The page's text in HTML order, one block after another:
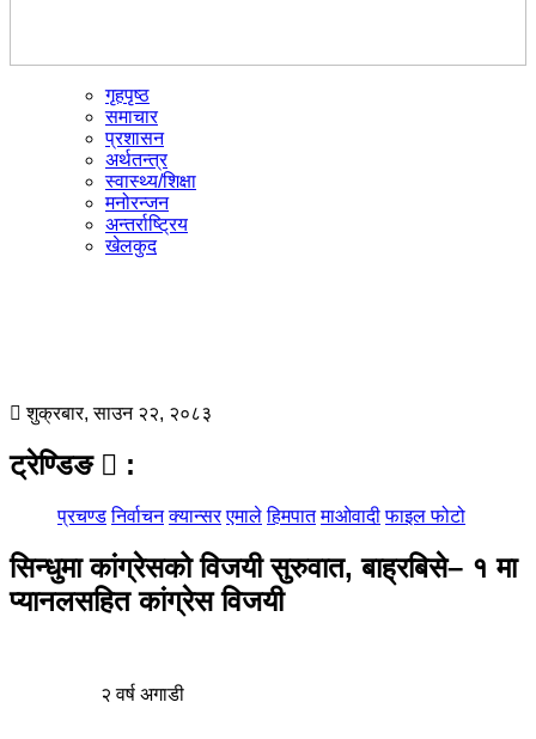
गृहपृष्ठ
समाचार
प्रशासन
अर्थतन्त्र
स्वास्थ्य/शिक्षा
मनोरन्जन
अन्तर्राष्ट्रिय
खेलकुद
शुक्रबार, साउन २२, २०८३
ट्रेण्डिङ :
प्रचण्ड निर्वाचन क्यान्सर एमाले हिमपात माओवादी फाइल फोटो
सिन्धुमा कांग्रेसको विजयी सुरुवात, बाह्रबिसे– १ मा
प्यानलसहित कांग्रेस विजयी
२ वर्ष अगाडी